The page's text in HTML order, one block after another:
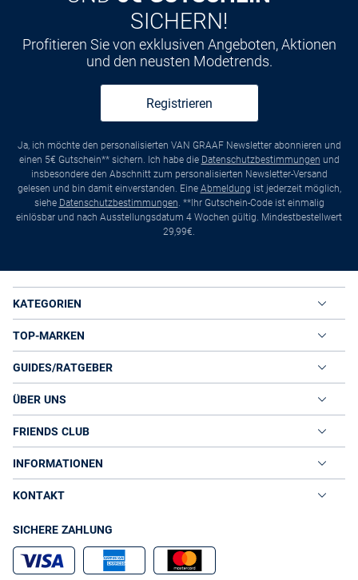
SICHERN!
Profitieren Sie von exklusiven Angeboten, Aktionen
und den neusten Modetrends.
Registrieren
Ja, ich möchte den personalisierten VAN GRAAF Newsletter abonnieren und
einen 5€ Gutschein** sichern. Ich habe die Datenschutzbestimmungen und
insbesondere den Abschnitt zum personalisierten Newsletter-Versand
gelesen und bin damit einverstanden. Eine Abmeldung ist jederzeit möglich,
siehe Datenschutzbestimmungen. **Ihr Gutschein-Code ist einmalig
einlösbar und nach Ausstellungsdatum 4 Wochen gültig. Mindestbestellwert
29,99€.
KATEGORIEN
TOP-MARKEN
GUIDES/RATGEBER
ÜBER UNS
FRIENDS CLUB
INFORMATIONEN
KONTAKT
SICHERE ZAHLUNG